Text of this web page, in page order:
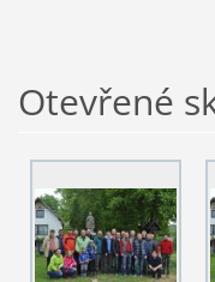
Otevřené